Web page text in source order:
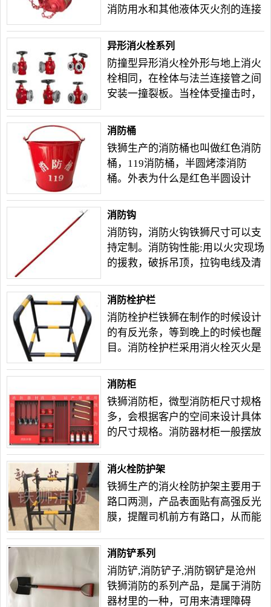
消防用水和其他液体灭火剂的连接
式（SQS）、地下式（SQX）、墙
异形消火栓系列
防撞型异形消火栓外形与地上消火
栓相同，在栓体与法兰连接管之间
安装一撞裂板。当栓体受撞击时，
压力水，无泄漏。SSF型防撞地上
消火栓性能及应用与地上消火栓相
同。我公司常年承接异型消防栓订
做。
消防桶
铁狮生产的消防桶也叫做红色消防
桶，119消防桶，半圆烤漆消防
桶。外表为什么是红色半圆设计
桶生锈同时颜色鲜艳醒目，能够容
用在扑救火灾时有效散开桶内黄
沙，增大扑救面积。
消防钩
消防钩，消防火钩铁狮尺寸可以支
持定制。消防钩性能:用以火灾现场
的援救，破拆吊顶，拉钩电线及清
能稳定。材质铁狮用心选择，欢迎
新老客户前来选购。
消防栓护栏
消防栓护栏铁狮在制作的时候设计
的有反光条，等到晚上的时候也醒
目。消防栓护栏采用消火栓灭火是
送水装置冰泵)及室内消火栓等主
括水池的水位控制、消防用水和加
压水泵的启动。
消防柜
铁狮消防柜，微型消防柜尺寸规格
多，会根据客户的空间来设计具体
的尺寸规格。消防器材柜一般摆放
消防器材架一般摆放在室外。两者
有内外之分，在使用范围方面，消
防柜比消防架的摆放物品多，消防
架只能摆放一些救火工具，消防柜
可摆放救火服、救火工具等器材设
备。
消火栓防护架
铁狮生产的消火栓防护架主要用于
路口两测，产品表面贴有高强反光
膜，提醒司机前方有路口，从而能
要求定做各种规格的不同颜色的消
消防铲系列
消防铲,消防铲子,消防钢铲是沧州
铁狮消防的系列产品，是属于消防
器材里的一种，可用来清理障碍